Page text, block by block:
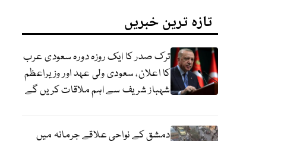
تازہ ترین خبریں
ترک صدر کا ایک روزہ دورہ سعودی عرب
کا اعلان، سعودی ولی عہد اور وزیراعظم
شہباز شریف سے اہم ملاقات کریں گے
دمشق کے نواحی علاقے جرمانہ میں